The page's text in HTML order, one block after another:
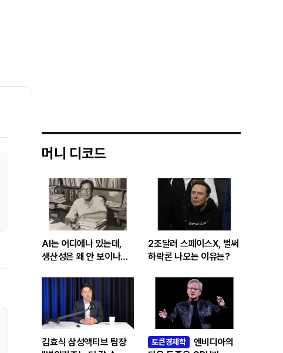
머니 디코드
AI는 어디에나 있는데,
생산성은 왜 안 보이나…
‘솔로우 패러독스’
2조달러 스페이스X, 벌써
하락론 나오는 이유는?
김효식 삼성액티브 팀장
토큰경제학
엔비디아의